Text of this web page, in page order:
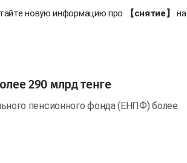
новую информацию про 【снятие】
на
290 млрд тенге
пенсионного фонда (ЕНПФ) более